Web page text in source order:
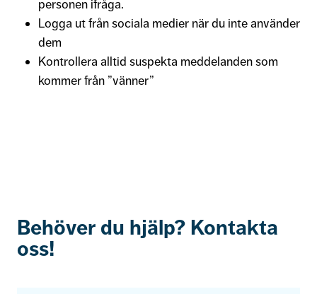
personen ifråga.
Logga ut från sociala medier när du inte använder
dem
Kontrollera alltid suspekta meddelanden som
kommer från ”vänner”
Behöver du hjälp? Kontakta
oss!